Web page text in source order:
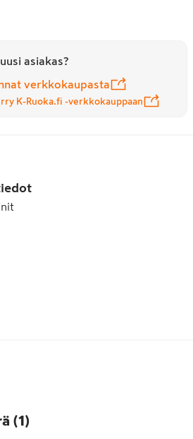
asiakas?
verkkokaupasta
K-Ruoka.fi -verkkokauppaan
(1)